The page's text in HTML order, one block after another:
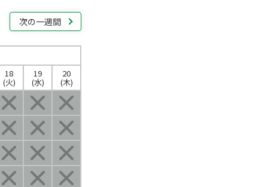
次の一週間
18
(火)
19
(水)
20
(木)